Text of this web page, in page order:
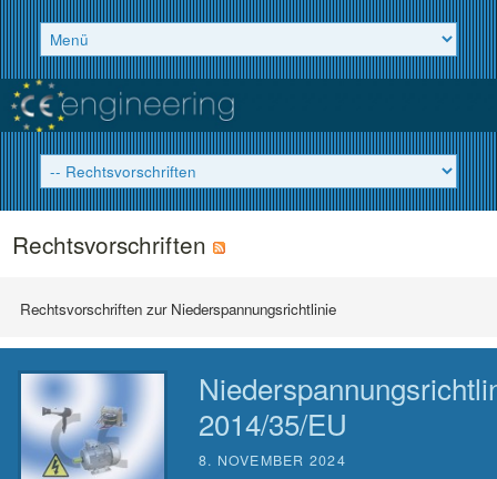
Rechtsvorschriften
Rechtsvorschriften zur Niederspannungsrichtlinie
2014/35/EU
8. NOVEMBER 2024